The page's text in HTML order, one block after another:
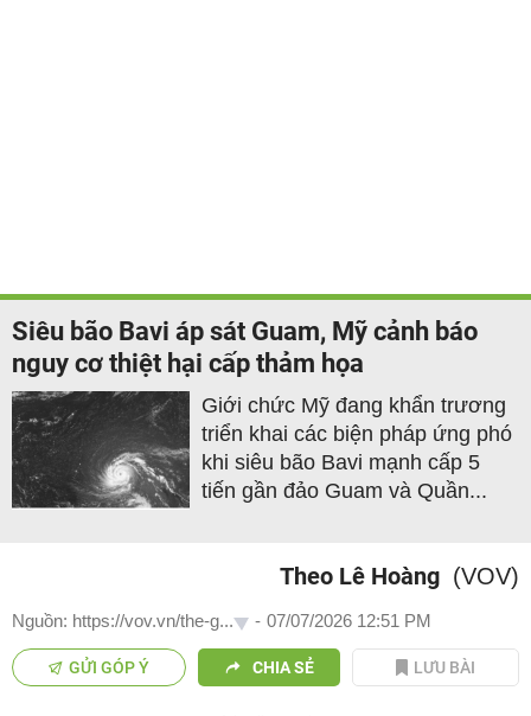
Siêu bão Bavi áp sát Guam, Mỹ cảnh báo
nguy cơ thiệt hại cấp thảm họa
Giới chức Mỹ đang khẩn trương
triển khai các biện pháp ứng phó
khi siêu bão Bavi mạnh cấp 5
tiến gần đảo Guam và Quần...
Theo Lê Hoàng (VOV)
Nguồn: https://vov.vn/the-g... - 07/07/2026 12:51 PM
GỬI GÓP Ý CHIA SẺ LƯU BÀI